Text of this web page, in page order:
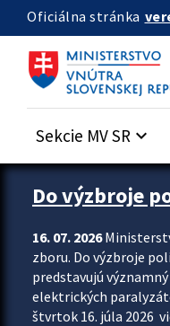
Preskocit na hlavný obsah
Oficiálna stránka
Sekcie MV SR keyboard_arrow_down
Zastavit automatický posun
Do výzbroje
16. 07. 2026
zboru. Do výzbroje
predstavujú
elektrických
štvrtok 16. júla 2026